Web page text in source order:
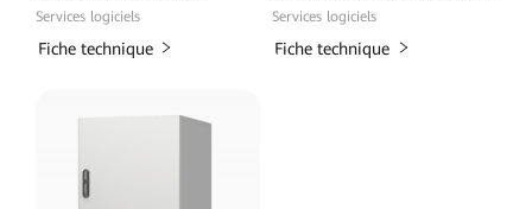
Services logiciels
Fiche technique
Services logiciels
Fiche technique